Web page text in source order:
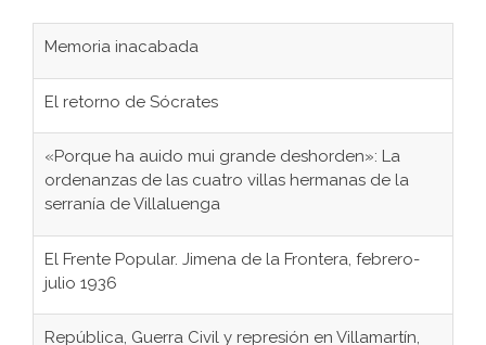
Memoria inacabada
El retorno de Sócrates
«Porque ha auido mui grande deshorden»: La
ordenanzas de las cuatro villas hermanas de la
serranía de Villaluenga
El Frente Popular. Jimena de la Frontera, febrero-
julio 1936
República, Guerra Civil y represión en Villamartín,